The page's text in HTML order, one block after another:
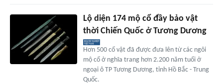
Lộ diện 174 mộ cổ đầy bảo vật
thời Chiến Quốc ở Tương Dương
Hơn 500 cổ vật đã được đưa lên từ các ngôi
mộ cổ ở nghĩa trang hơn 2.200 năm tuổi ở
ngoại ô TP Tương Dương, tỉnh Hồ Bắc - Trung
Quốc.